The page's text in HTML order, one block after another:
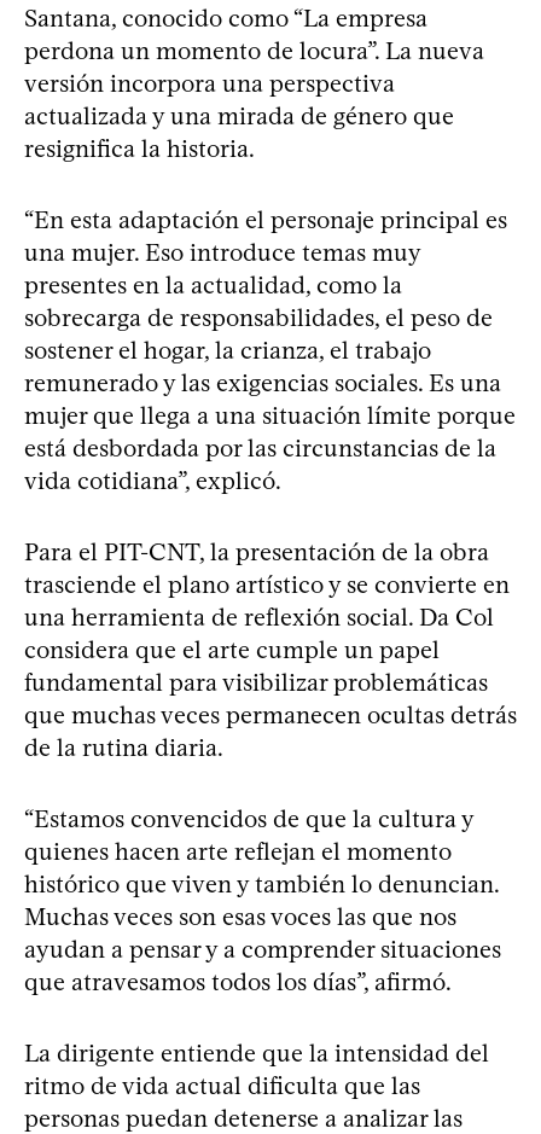
Santana, conocido como “La empresa
perdona un momento de locura”. La nueva
versión incorpora una perspectiva
actualizada y una mirada de género que
resignifica la historia.
“En esta adaptación el personaje principal es
una mujer. Eso introduce temas muy
presentes en la actualidad, como la
sobrecarga de responsabilidades, el peso de
sostener el hogar, la crianza, el trabajo
remunerado y las exigencias sociales. Es una
mujer que llega a una situación límite porque
está desbordada por las circunstancias de la
vida cotidiana”, explicó.
Para el PIT-CNT, la presentación de la obra
trasciende el plano artístico y se convierte en
una herramienta de reflexión social. Da Col
considera que el arte cumple un papel
fundamental para visibilizar problemáticas
que muchas veces permanecen ocultas detrás
de la rutina diaria.
“Estamos convencidos de que la cultura y
quienes hacen arte reflejan el momento
histórico que viven y también lo denuncian.
Muchas veces son esas voces las que nos
ayudan a pensar y a comprender situaciones
que atravesamos todos los días”, afirmó.
La dirigente entiende que la intensidad del
ritmo de vida actual dificulta que las
personas puedan detenerse a analizar las